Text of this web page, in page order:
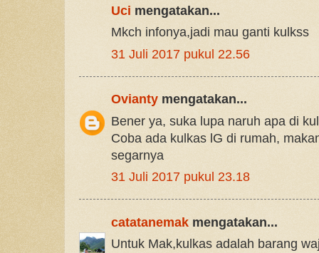
Uci mengatakan...
Mkch infonya,jadi mau ganti kulkss
31 Juli 2017 pukul 22.56
Ovianty mengatakan...
Bener ya, suka lupa naruh apa di
Coba ada kulkas lG di rumah,
segarnya
31 Juli 2017 pukul 23.18
catatanemak mengatakan...
Untuk Mak,kulkas adalah barang